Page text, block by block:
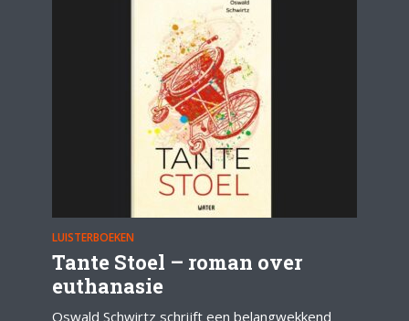
LUISTERBOEKEN
Tante Stoel – roman over
euthanasie
Oswald Schwirtz schrijft een belangwekkend